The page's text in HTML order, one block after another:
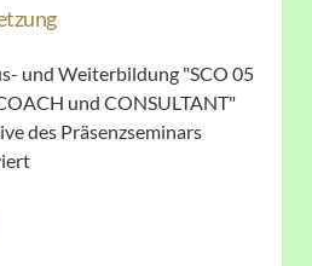
und Weiterbildung "SCO 05
und CONSULTANT"
des Präsenzseminars